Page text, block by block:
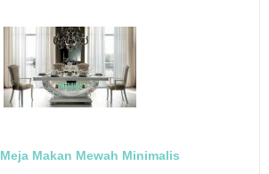
Makan Mewah Minimalis